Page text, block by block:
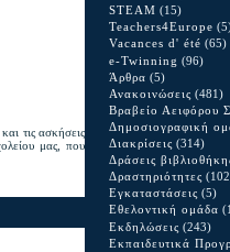
τις ασκήσεις
μας, που
STEAM (15)
Teachers4Europe
Vacances d' été (65)
e-Twinning (96)
Άρθρα (5)
Ανακοινώσεις (481)
Βραβείο Αειφόρου
Δημοσιογραφική
Διακρίσεις (314)
Δράσεις
Δραστηριότητες
Εγκαταστάσεις (5)
Εθελοντική ομάδα
Εκδηλώσεις (243)
Εκπαιδευτικά